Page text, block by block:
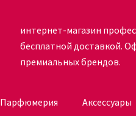
интернет-магазин
бесплатной доставкой.
премиальных брендов.
Парфюмерия Аксессуары